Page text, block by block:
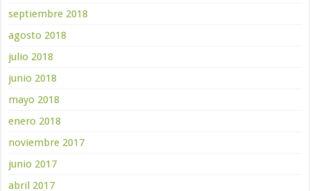
septiembre 2018
agosto 2018
julio 2018
junio 2018
mayo 2018
enero 2018
noviembre 2017
junio 2017
abril 2017